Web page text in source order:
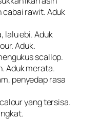
cabai rawit. Aduk
lalu ebi. Aduk
Aduk.
scallop.
Aduk merata.
penyedap rasa
yang tersisa.